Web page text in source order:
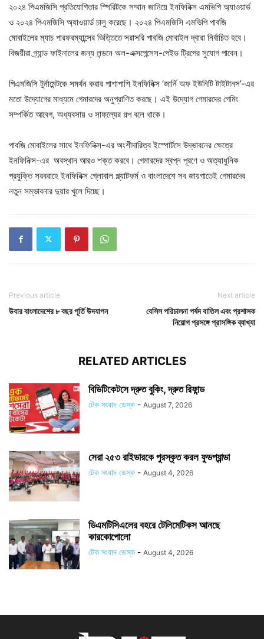
২০২৪ পিএমজিসি প্রতিযোগিতার স্পিরিটকে সম্মান জানিয়ে ইনফিনিক্স এমভিপি অ্যাওয়ার্ড
ও ২০২৪ পিএমজিসি অ্যাওয়ার্ড চালু করেছে। ২০২৪ পিএমজিসি এমভিপি পাবজি
মোবাইলের ম্যাচ পারফরম্যান্সের ভিত্তিতে সরাসরি পাবজি মোবাইল দ্বারা নির্বাচিত হবে।
বিজয়ীরা গ্র্যান্ড ফাইনালের জন্য লন্ডনে অল-এক্সপেন্সেস-পেইড ট্রিপের সুযোগ পাবেন।
পিএমজিসি টুর্নামেন্টকে সমর্থন করার পাশাপাশি ইনফিনিক্স ‘জার্নি অফ ইউনিটি টাইটানস’-এর
মতো উদ্যোগের মাধ্যমে গেমারদের অনুপ্রাণিত করছে। এই উদ্যোগ গেমারদের গেমিং
সম্পর্কিত আবেগ, অধ্যবসায় ও সাফল্যের গল্প বলে থাকে।
পাবজি মোবাইলের সাথে ইনফিনিক্স-এর অংশীদারিত্ব ইস্পোর্টসে উদ্ভাবনের ক্ষেত্রে
ইনফিনিক্স-এর অবস্থান আরও শক্ত করবে। গেমারদের স্বপ্ন পূরণে ও অত্যাধুনিক
প্রযুক্তি সরবরাহে ইনফিনিক্স গ্লোবাল প্ল্যাটফর্ম ও বাংলাদেশে সব জায়গাতেই গেমারদের
নতুন সম্ভাবনার দুয়ার খুলে দিচ্ছে।
Previous article
উবার বাংলাদেশের ৮ বছর পূর্তি উদযাপন
Next article
বেসিস পরিচালনা পর্ষদ বাতিল এবং প্রশাসক
নিয়োগ প্রসঙ্গে প্রাসঙ্গিক ব্যাখ্যা
RELATED ARTICLES
বিডিটিকেটসে দ্রুত বুকিং, দ্রুত রিফান্ড
টেক সংবাদ ডেস্ক - August 7, 2026
সেরা ২৫৩ রাইডারকে পুরস্কৃত করল ফুডপ্যান্ডা
টেক সংবাদ ডেস্ক - August 4, 2026
ডিএমটিসিএলের বহরে টেলিমেটিকস আনছে
কারকোপোলো
টেক সংবাদ ডেস্ক - August 4, 2026